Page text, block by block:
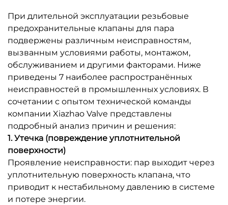
При длительной эксплуатации резьбовые
предохранительные клапаны для пара
подвержены различным неисправностям,
вызванным условиями работы, монтажом,
обслуживанием и другими факторами. Ниже
приведены 7 наиболее распространённых
неисправностей в промышленных условиях. В
сочетании с опытом технической команды
компании Xiazhao Valve представлены
подробный анализ причин и решения:
1. Утечка (повреждение уплотнительной
поверхности)
Проявление неисправности: пар выходит через
уплотнительную поверхность клапана, что
приводит к нестабильному давлению в системе
и потере энергии.